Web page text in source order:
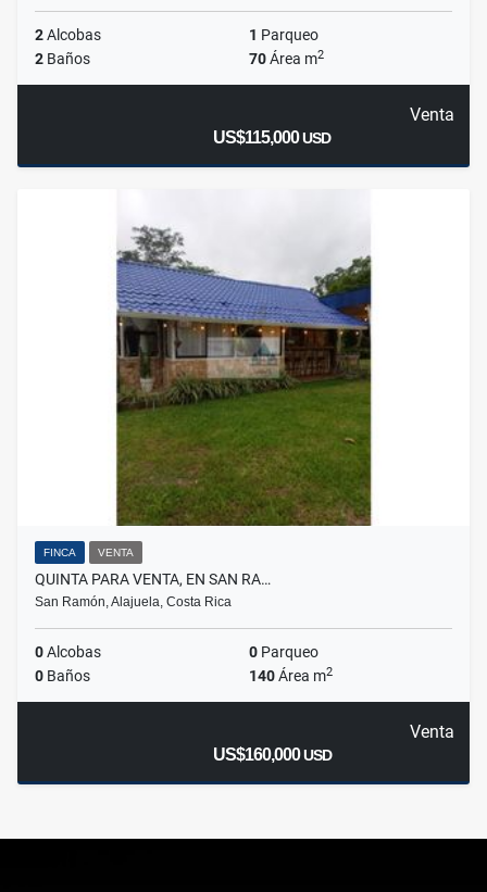
2Alcobas 1 Parqueo
2 Baños 70Área m2
Venta
US$115,000USD
FINCA VENTA
QUINTA PARA VENTA, EN SAN RA…
San Ramón, Alajuela, Costa Rica
0Alcobas 0 Parqueo
0 Baños 140Área m2
Venta
US$160,000USD